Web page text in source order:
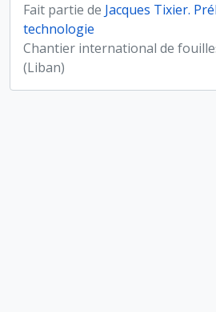
Fait partie de Jacques Tixier.
technologie
Chantier international de
(Liban)